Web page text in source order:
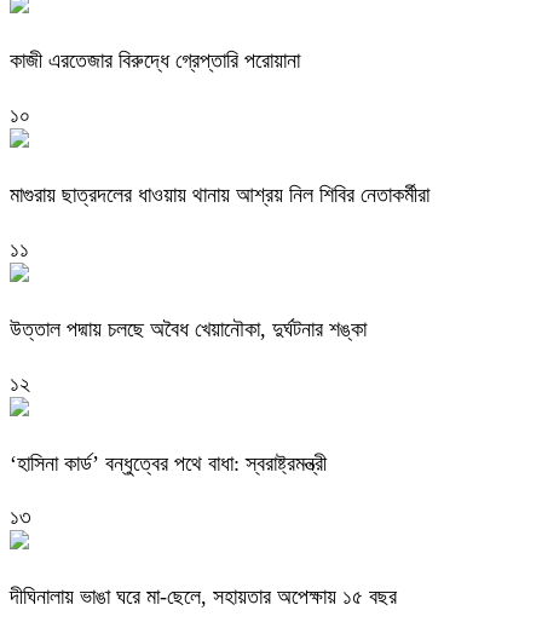
কাজী এরতেজার বিরুদ্ধে গ্রেপ্তারি পরোয়ানা
১০
মাগুরায় ছাত্রদলের ধাওয়ায় থানায় আশ্রয় নিল শিবির নেতাকর্মীরা
১১
উত্তাল পদ্মায় চলছে অবৈধ খেয়ানৌকা, দুর্ঘটনার শঙ্কা
১২
‘হাসিনা কার্ড’ বন্ধুত্বের পথে বাধা: স্বরাষ্ট্রমন্ত্রী
১৩
দীঘিনালায় ভাঙা ঘরে মা-ছেলে, সহায়তার অপেক্ষায় ১৫ বছর